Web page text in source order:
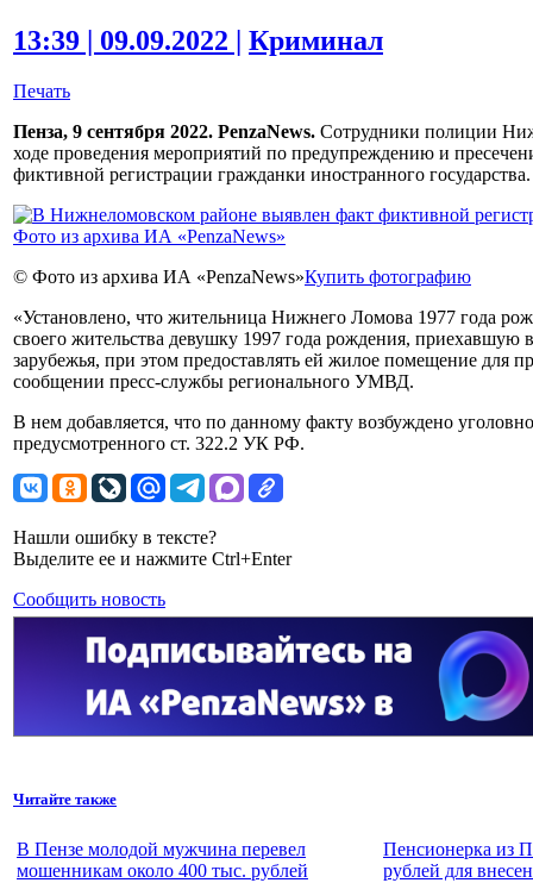
13:39 | 09.09.2022 | Криминал
Печать
Пенза, 9 сентября 2022. PenzaNews. Сотрудники полиции
ходе проведения мероприятий по предупреждению и
фиктивной регистрации гражданки иностранного государства.
© Фото из архива ИА «PenzaNews»Купить фотографию
«Установлено, что жительница Нижнего Ломова 1977 года
своего жительства девушку 1997 года рождения,
зарубежья, при этом предоставлять ей жилое помещение для
сообщении пресс-службы регионального УМВД.
В нем добавляется, что по данному факту возбуждено
предусмотренного ст. 322.2 УК РФ.
Нашли ошибку в тексте?
Выделите ее и нажмите Ctrl+Enter
Сообщить новость
Читайте также
В Пензе молодой мужчина перевел
мошенникам около 400 тыс. рублей
Пенсионерка из
рублей для